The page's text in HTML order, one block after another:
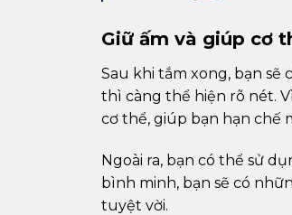
Giữ ấm và giúp cơ
Sau khi tắm xong, bạn
thì càng thể hiện rõ nét.
cơ thể, giúp bạn hạn chế
Ngoài ra, bạn có thể sử
bình minh, bạn sẽ có
tuyệt vời.